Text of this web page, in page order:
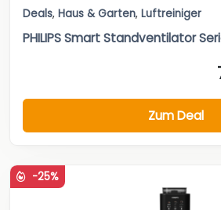
Deals, Haus & Garten, Luftreiniger
PHILIPS Smart Standventilator
Zum Deal
-25%